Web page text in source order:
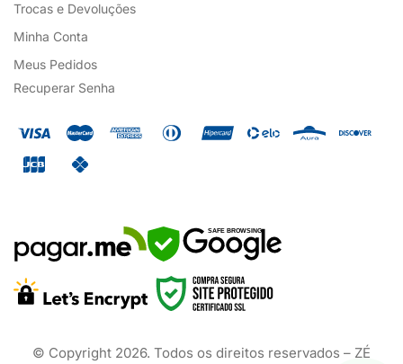
Trocas e Devoluções
Minha Conta
Meus Pedidos
Recuperar Senha
SAFE BROWSING
© Copyright 2026. Todos os direitos reservados – ZÉ